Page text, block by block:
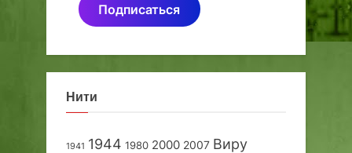
Подписаться
Нити
1941 1944 1980 2000 2007 Виру